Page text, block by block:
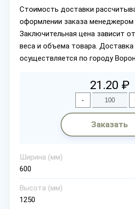
Стоимость доставки
оформлении заказа менеджером
Заключительная цена зависит
веса и объема товара. Доставка
осуществляется по городу
21.20 ₽
-
Заказать
Ширина (мм)
600
Высота (мм)
1250